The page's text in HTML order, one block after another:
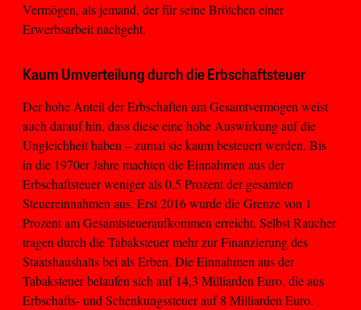
Vermögen, als jemand, der für seine Brötchen einer
Erwerbsarbeit nachgeht.
Kaum Umverteilung durch die Erbschaftsteuer
Der hohe Anteil der Erbschaften am Gesamtvermögen weist
auch darauf hin, dass diese eine hohe Auswirkung auf die
Ungleichheit haben – zumal sie kaum besteuert werden. Bis
in die 1970er Jahre machten die Einnahmen aus der
Erbschaftsteuer weniger als 0,5 Prozent der gesamten
Steuereinnahmen aus. Erst 2016 wurde die Grenze von 1
Prozent am Gesamtsteueraufkommen erreicht. Selbst Raucher
tragen durch die Tabaksteuer mehr zur Finanzierung des
Staatshaushalts bei als Erben. Die Einnahmen aus der
Tabaksteuer belaufen sich auf 14,3 Milliarden Euro, die aus
Erbschafts- und Schenkungssteuer auf 8 Milliarden Euro.